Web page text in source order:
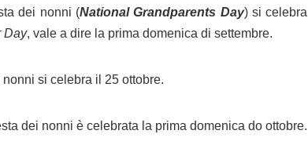
dei nonni (National Grandparents Day) si celebra
Day, vale a dire la prima domenica di settembre.
nonni si celebra il 25 ottobre.
dei nonni è celebrata la prima domenica do ottobre.